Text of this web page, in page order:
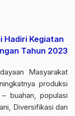
Hadiri Kegiatan
Tahun 2023
Masyarakat
produksi
buahan, populasi
Diversifikasi dan